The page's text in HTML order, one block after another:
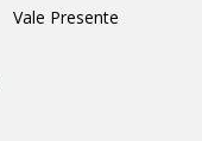
Vale Presente